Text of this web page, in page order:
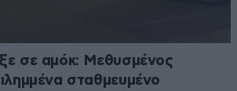
σε αμόκ: Μεθυσμένος
σταθμευμένο